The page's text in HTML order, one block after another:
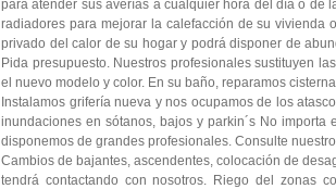
para atender sus averías a cualquier hora del día o de
radiadores para mejorar la calefacción de su vivienda
privado del calor de su hogar y podrá disponer de
Pida presupuesto. Nuestros profesionales sustituyen
el nuevo modelo y color. En su baño, reparamos
Instalamos grifería nueva y nos ocupamos de los
inundaciones en sótanos, bajos y parkin´s No
disponemos de grandes profesionales. Consulte
Cambios de bajantes, ascendentes, colocación de
tendrá contactando con nosotros. Riego del zonas